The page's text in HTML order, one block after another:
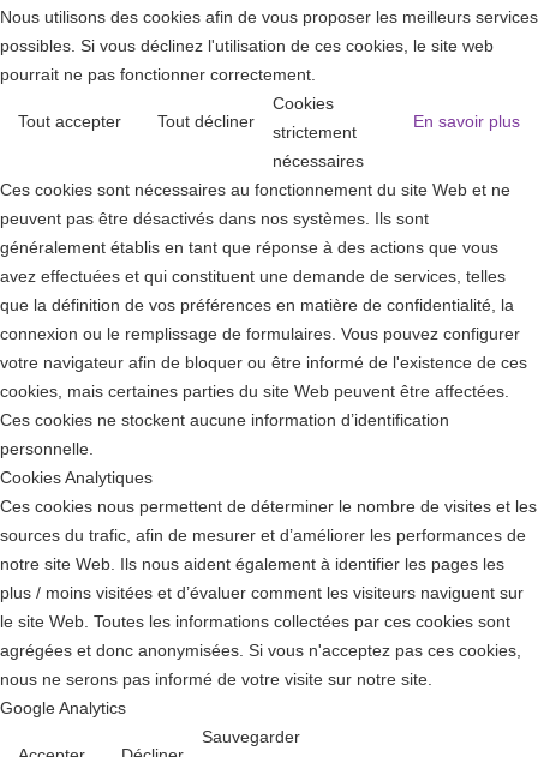
Nous utilisons des cookies afin de vous proposer les meilleurs services
possibles. Si vous déclinez l'utilisation de ces cookies, le site web
pourrait ne pas fonctionner correctement.
Tout accepter Tout décliner En savoir plus
Cookies
strictement
nécessaires
Ces cookies sont nécessaires au fonctionnement du site Web et ne
peuvent pas être désactivés dans nos systèmes. Ils sont
généralement établis en tant que réponse à des actions que vous
avez effectuées et qui constituent une demande de services, telles
que la définition de vos préférences en matière de confidentialité, la
connexion ou le remplissage de formulaires. Vous pouvez configurer
votre navigateur afin de bloquer ou être informé de l'existence de ces
cookies, mais certaines parties du site Web peuvent être affectées.
Ces cookies ne stockent aucune information d’identification
personnelle.
Cookies Analytiques
Ces cookies nous permettent de déterminer le nombre de visites et les
sources du trafic, afin de mesurer et d’améliorer les performances de
notre site Web. Ils nous aident également à identifier les pages les
plus / moins visitées et d’évaluer comment les visiteurs naviguent sur
le site Web. Toutes les informations collectées par ces cookies sont
agrégées et donc anonymisées. Si vous n'acceptez pas ces cookies,
nous ne serons pas informé de votre visite sur notre site.
Google Analytics
Sauvegarder